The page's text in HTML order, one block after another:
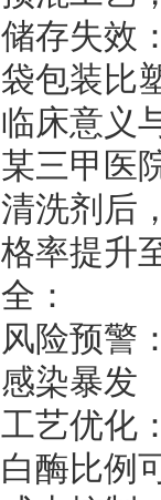
储存失效
袋包装比
临床意义
某三甲医
清洗剂后
格率提升
全：
风险预警
感染暴发
工艺优化
白酶比例